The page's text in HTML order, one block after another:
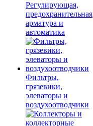
Регулирующая,
предохранительная
арматура и
автоматика
Фильтры,
грязевики,
элеваторы и
воздухоотводчики